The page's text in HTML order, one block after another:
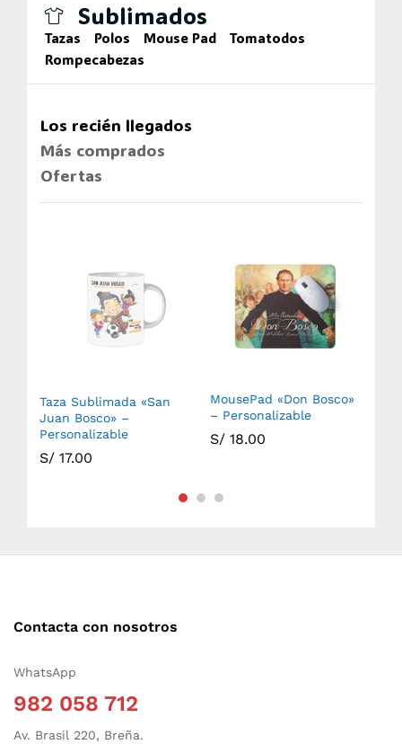
Sublimados
Tazas Polos Mouse Pad
Tomatodos
Rompecabezas
Los recién llegados
Más comprados
Ofertas
Taza Sublimada «San
Juan Bosco» –
Personalizable
S/ 17.00
MousePad «Don Bosco»
– Personalizable
S/ 18.00
Contacta con nosotros
WhatsApp
982 058 712
Av. Brasil 220, Breña.